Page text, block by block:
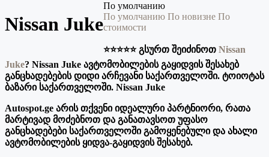
Nissan Juke
По умолчанию
По умолчанию По новизне По
стоимости
⭐️⭐️⭐️⭐️⭐️ გსურთ შეიძინოთ Nissan
Juke? Nissan Juke ავტომობილების გაყიდვის შესახებ
განცხადებების დიდი არჩევანი საქართველოში. ტოიოტას
ბაზარი საქართველოში. Nissan Juke
Autospot.ge არის თქვენი იდეალური პარტნიორი, რათა
მარტივად მოძებნოთ და განათავსოთ უფასო
განცხადებები საქართველოში გამოყენებული და ახალი
ავტომობილების ყიდვა-გაყიდვის შესახებ.